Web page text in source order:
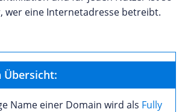
wer eine Internetadresse betreibt.
Übersicht:
Name einer Domain wird als Fully